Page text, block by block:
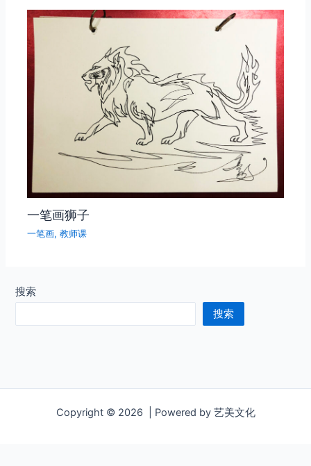
一笔画狮子
一笔画,教师课
搜索
搜索
Copyright © 2026 | Powered by 艺美文化